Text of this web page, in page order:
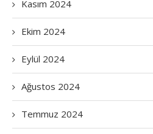
Kasım 2024
Ekim 2024
Eylül 2024
Ağustos 2024
Temmuz 2024